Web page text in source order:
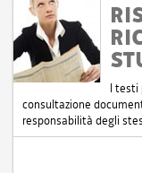
I testi
consultazione
responsabilità degli